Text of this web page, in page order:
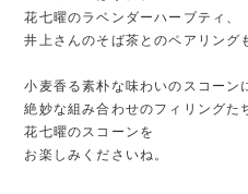
花七曜のラベンダーハーブティ、
井上さんのそば茶とのペアリング
小麦香る素朴な味わいのスコーン
絶妙な組み合わせのフィリングた
花七曜のスコーンを
お楽しみくださいね。